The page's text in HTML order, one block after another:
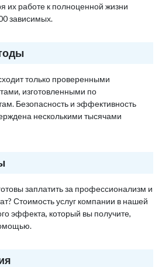
их работе к полноценной жизни
зависимых.
только проверенными
изготовленными по
Безопасность и эффективность
несколькими тысячами
заплатить за профессионализм и
Стоимость услуг компании в нашей
эффекта, который вы получите,